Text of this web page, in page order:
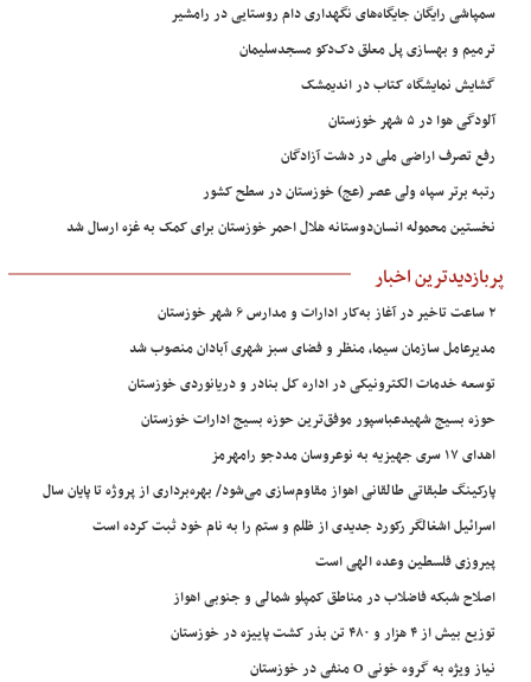
سمپاشی رایگان جایگاه‌های نگهداری دام روستایی در رامشیر
ترمیم و بهسازی پل معلق دک‌دکو مسجدسلیمان
گشایش نمایشگاه کتاب در اندیمشک
آلودگی هوا در ۵ شهر خوزستان
رفع تصرف اراضی ملی در دشت آزادگان
رتبه برتر سپاه ولی عصر (عج) خوزستان در سطح کشور
نخستین محموله انسان‌دوستانه هلال احمر خوزستان برای کمک به غزه ارسال شد
پربازدیدترین اخبار
۲ ساعت تاخیر در آغاز به‌کار ادارات و مدارس ۶ شهر خوزستان
مدیرعامل سازمان سیما، منظر و فضای سبز شهری آبادان منصوب شد
توسعه خدمات الکترونیکی در اداره کل بنادر و دریانوردی خوزستان
حوزه بسیج شهیدعباسپور موفق‌ترین حوزه بسیج ادارات خوزستان
اهدای ۱۷ سری جهیزیه به نوعروسان مددجو رامهرمز
پارکینگ طبقاتی طالقانی اهواز مقاوم‌سازی می‌شود/ بهره‌برداری از پروژه تا پایان سال
اسرائیل اشغالگر رکورد جدیدی از ظلم و ستم را به نام خود ثبت کرده است
پیروزی فلسطین وعده الهی است
اصلاح شبکه فاضلاب در مناطق کمپلو شمالی و جنوبی اهواز
توزیع بیش از ۴ هزار و ۴۸۰ تن بذر کشت پاییزه در خوزستان
نیاز ویژه به گروه خونی O منفی در خوزستان